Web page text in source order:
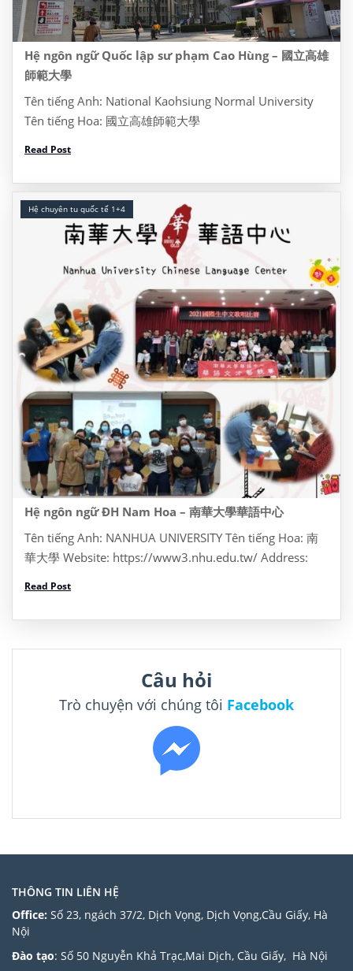
Hệ ngôn ngữ Quốc lập sư phạm Cao Hùng – 國立高雄
師範大學
Tên tiếng Anh: National Kaohsiung Normal University
Tên tiếng Hoa: 國立高雄師範大學
802, Taiwan, Đài Loan 622 Tel: (07) 7172930 I/ Thông
tin khóa […]
Read Post
Hệ chuyên tu quốc tế 1+4
Hệ ngôn ngữ ĐH Nam Hoa – 南華大學華語中心
Tên tiếng Anh: NANHUA UNIVERSITY Tên tiếng Hoa: 南
華大學 Website: https://www3.nhu.edu.tw/ Address:
Tel: +886 5 272 1001 Thông […]
Read Post
Câu hỏi
Trò chuyện với chúng tôi Facebook
THÔNG TIN LIÊN HỆ
Office: Số 23, ngách 37/2, Dịch Vọng, Dịch Vọng,Cầu Giấy, Hà
Nội
Đào tạo: Số 50 Nguyễn Khả Trạc,Mai Dịch, Cầu Giấy, Hà Nội